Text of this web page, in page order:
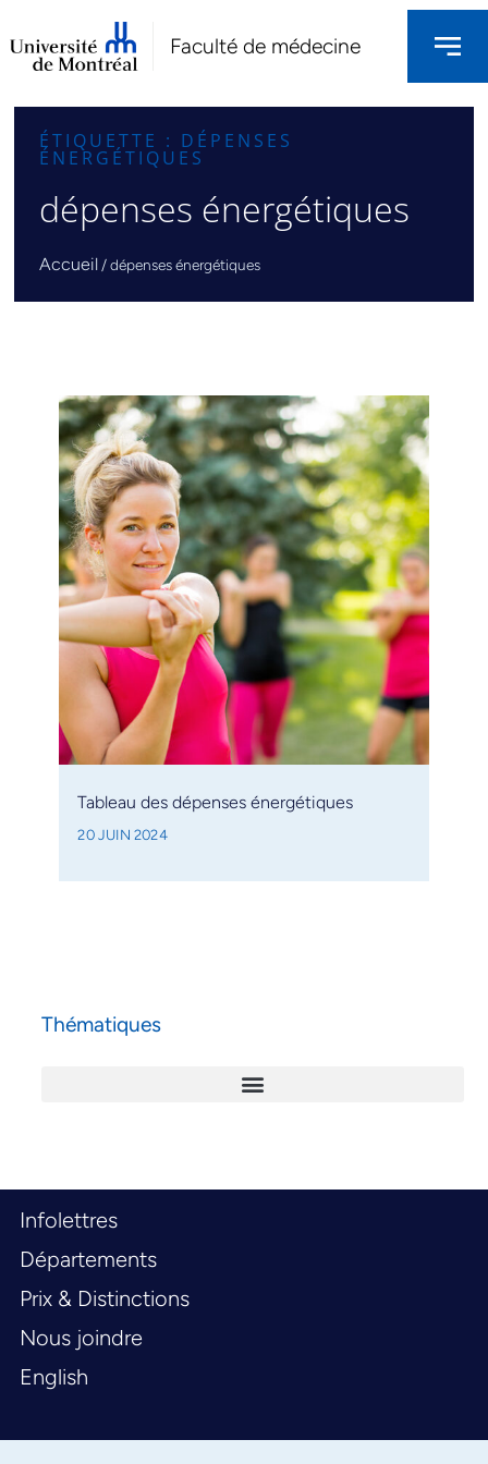
Faculté de médecine
ÉTIQUETTE : DÉPENSES
ÉNERGÉTIQUES
dépenses énergétiques
Accueil /dépenses énergétiques
Tableau des dépenses énergétiques
20 JUIN 2024
Thématiques
Infolettres
Départements
Prix & Distinctions
Nous joindre
English